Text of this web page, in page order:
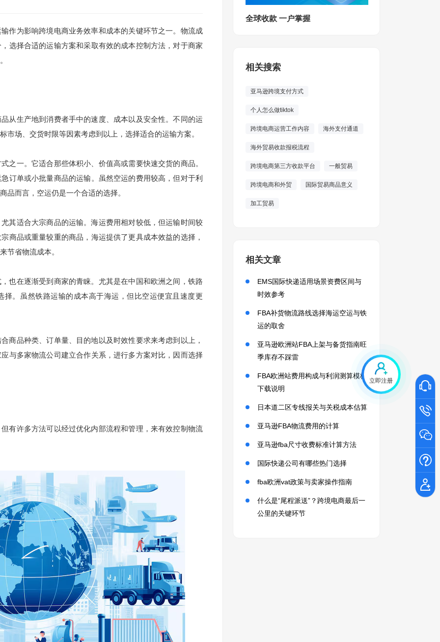
立即注册
为影响跨境电商业务效率和成本的关键环节之一。物流成
选择合适的运输方案和采取有效的成本控制方法，对于商家
生产地到消费者手中的速度、成本以及安全性。不同的运
市场、交货时限等因素考虑到以上，选择适合的运输方案。
一。它适合那些体积小、价值高或需要快速交货的商品。
订单或小批量商品的运输。虽然空运的费用较高，但对于利
品而言，空运仍是一个合适的选择。
适合大宗商品的运输。海运费用相对较低，但运输时间较
商品或重量较重的商品，海运提供了更具成本效益的选择，
节省物流成本。
在逐渐受到商家的青睐。尤其是在中国和欧洲之间，铁路
。虽然铁路运输的成本高于海运，但比空运便宜且速度更
品种类、订单量、目的地以及时效性要求来考虑到以上，
与多家物流公司建立合作关系，进行多方案对比，因而选择
许多方法可以经过优化内部流程和管理，来有效控制物流
全球收款 一户掌握
相关搜索
亚马逊跨境支付方式
个人怎么做tiktok
跨境电商运营工作内容 海外支付通道
海外贸易收款报税流程
跨境电商第三方收款平台 一般贸易
跨境电商和外贸 国际贸易商品意义
加工贸易
相关文章
EMS国际快递适用场景资费区间与
时效参考
FBA补货物流路线选择海运空运与铁
运的取舍
亚马逊欧洲站FBA上架与备货指南旺
季库存不踩雷
FBA欧洲站费用构成与利润测算模板
下载说明
日本道二区专线报关与关税成本估算
亚马逊FBA物流费用的计算
亚马逊fba尺寸收费标准计算方法
国际快递公司有哪些热门选择
fba欧洲vat政策与卖家操作指南
什么是“尾程派送”？跨境电商最后一
公里的关键环节